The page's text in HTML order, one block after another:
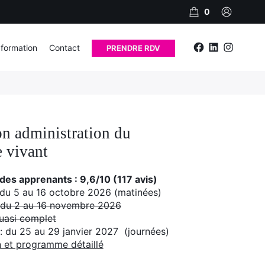
administration du
vivant
apprenants : 9,6/10 (117 avis)
5 au 16 octobre 2026 (matinées)
2 au 16 novembre 2026
complet
du 25 au 29 janvier 2027 (journées)
et programme détaillé
0
Contact PRENDRE RDV Facebook
Linkedin